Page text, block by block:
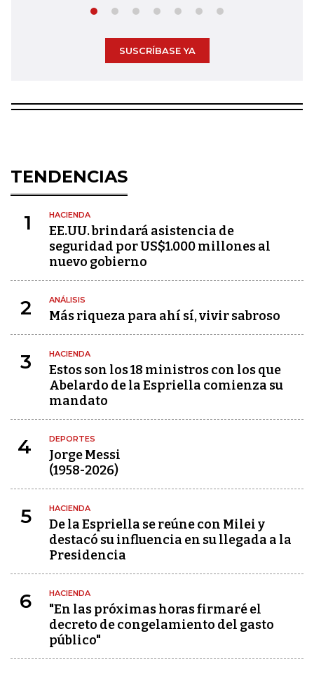
SUSCRÍBASE YA
TENDENCIAS
1 HACIENDA
EE.UU. brindará asistencia de
seguridad por US$1.000 millones al
nuevo gobierno
2 ANÁLISIS
Más riqueza para ahí sí, vivir sabroso
3 HACIENDA
Estos son los 18 ministros con los que
Abelardo de la Espriella comienza su
mandato
4 DEPORTES
Jorge Messi
(1958-2026)
5 HACIENDA
De la Espriella se reúne con Milei y
destacó su influencia en su llegada a la
Presidencia
6 HACIENDA
"En las próximas horas firmaré el
decreto de congelamiento del gasto
público"